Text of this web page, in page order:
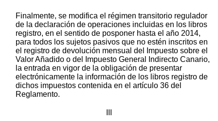
Finalmente, se modifica el régimen transitorio regulador
de la declaración de operaciones incluidas en los libros
registro, en el sentido de posponer hasta el año 2014,
para todos los sujetos pasivos que no estén inscritos en
el registro de devolución mensual del Impuesto sobre el
Valor Añadido o del Impuesto General Indirecto Canario,
la entrada en vigor de la obligación de presentar
electrónicamente la información de los libros registro de
dichos impuestos contenida en el artículo 36 del
Reglamento.